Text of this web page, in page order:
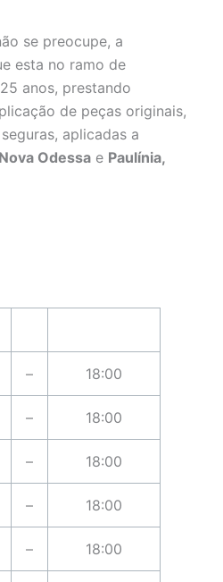
se preocupe, a
esta no ramo de
anos, prestando
de peças originais,
aplicadas a
Nova Odessa e Paulínia,
– 18:00
– 18:00
– 18:00
– 18:00
– 18:00